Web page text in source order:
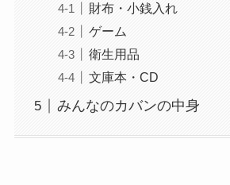
財布・小銭入れ
ゲーム
衛生用品
文庫本・CD
みんなのカバンの中身